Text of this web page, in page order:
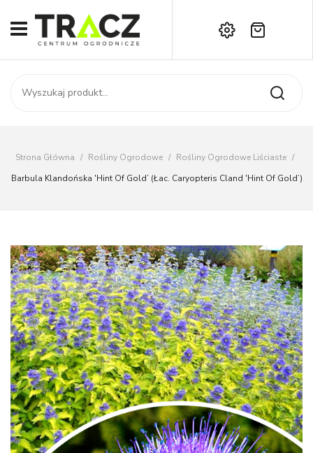
START
SKLEP
AKTUALNOŚCI
Kontakt
Brak produktów w koszyku.
Strona Główna / Rośliny Ogrodowe / Rośliny Ogrodowe Liściaste /
Barbula Klandońska 'Hint Of Gold’ (łac. Caryopteris Cland 'Hint Of Gold’)